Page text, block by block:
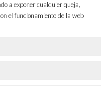
a exponer cualquier queja,
el funcionamiento de la web